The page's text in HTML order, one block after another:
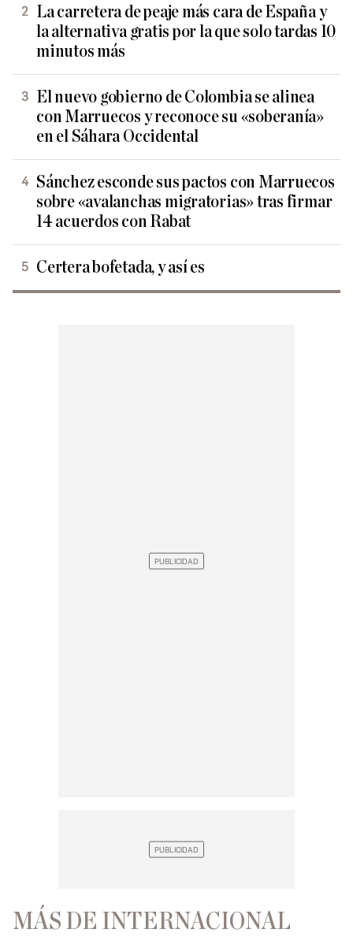
La carretera de peaje más cara de España y
la alternativa gratis por la que solo tardas 10
minutos más
El nuevo gobierno de Colombia se alinea
con Marruecos y reconoce su «soberanía»
en el Sáhara Occidental
Sánchez esconde sus pactos con Marruecos
sobre «avalanchas migratorias» tras firmar
14 acuerdos con Rabat
Certera bofetada, y así es
MÁS DE INTERNACIONAL